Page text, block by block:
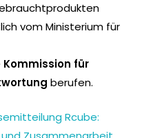
vom Ministerium für
für
berufen.
Rcube: